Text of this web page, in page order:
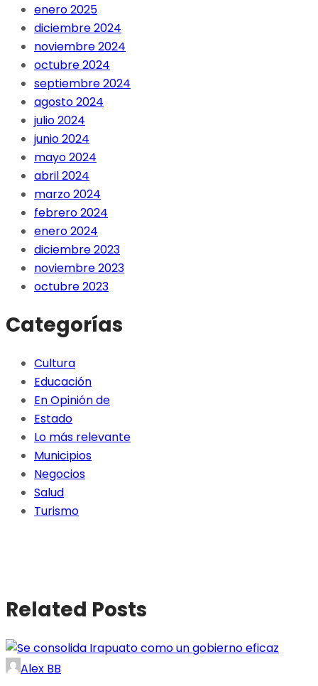
enero 2025
diciembre 2024
noviembre 2024
octubre 2024
septiembre 2024
agosto 2024
julio 2024
junio 2024
mayo 2024
abril 2024
marzo 2024
febrero 2024
enero 2024
diciembre 2023
noviembre 2023
octubre 2023
Categorías
Cultura
Educación
En Opinión de
Estado
Lo más relevante
Municipios
Negocios
Salud
Turismo
Related Posts
Alex BB